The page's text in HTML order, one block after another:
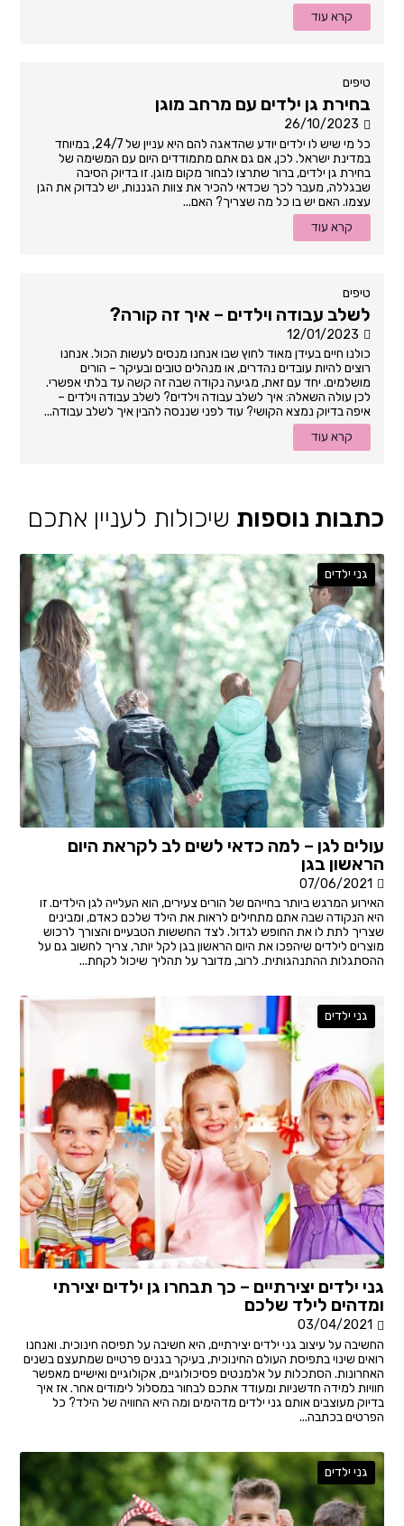
קרא עוד
טיפים
בחירת גן ילדים עם מרחב מוגן
26/10/2023
כל מי שיש לו ילדים יודע שהדאגה להם היא עניין של 24/7, במיוחד
במדינת ישראל. לכן, אם גם אתם מתמודדים היום עם המשימה של
בחירת גן ילדים, ברור שתרצו לבחור מקום מוגן. זו בדיוק הסיבה
שבגללה, מעבר לכך שכדאי להכיר את צוות הגננות, יש לבדוק את הגן
עצמו. האם יש בו כל מה שצריך? האם...
קרא עוד
טיפים
לשלב עבודה וילדים – איך זה קורה?
12/01/2023
כולנו חיים בעידן מאוד לחוץ שבו אנחנו מנסים לעשות הכול. אנחנו
רוצים להיות עובדים נהדרים, או מנהלים טובים ובעיקר – הורים
מושלמים. יחד עם זאת, מגיעה נקודה שבה זה קשה עד בלתי אפשרי.
לכן עולה השאלה: איך לשלב עבודה וילדים? לשלב עבודה וילדים –
איפה בדיוק נמצא הקושי? עוד לפני שננסה להבין איך לשלב עבודה...
קרא עוד
כתבות נוספות שיכולות לעניין אתכם
גני ילדים
עולים לגן – למה כדאי לשים לב לקראת היום
הראשון בגן
07/06/2021
האירוע המרגש ביותר בחייהם של הורים צעירים, הוא העלייה לגן הילדים. זו
היא הנקודה שבה אתם מתחילים לראות את הילד שלכם כאדם, ומבינים
שצריך לתת לו את החופש לגדול. לצד החששות הטבעיים והצורך לרכוש
מוצרים לילדים שיהפכו את היום הראשון בגן לקל יותר, צריך לחשוב גם על
ההסתגלות ההתנהגותית. לרוב, מדובר על תהליך שיכול לקחת...
גני ילדים
גני ילדים יצירתיים – כך תבחרו גן ילדים יצירתי
ומדהים לילד שלכם
03/04/2021
החשיבה על עיצוב גני ילדים יצירתיים, היא חשיבה על תפיסה חינוכית. ואנחנו
רואים שינוי בתפיסת העולם החינוכית, בעיקר בגנים פרטיים שמתעצם בשנים
האחרונות. הסתכלות על אלמנטים פסיכולוגיים, אקולוגיים ואישיים מאפשר
חוויות למידה חדשניות ומעודד אתכם לבחור במסלול לימודים אחר. אז איך
בדיוק מעוצבים אותם גני ילדים מדהימים ומה היא החוויה של הילד? כל
הפרטים בכתבה...
גני ילדים